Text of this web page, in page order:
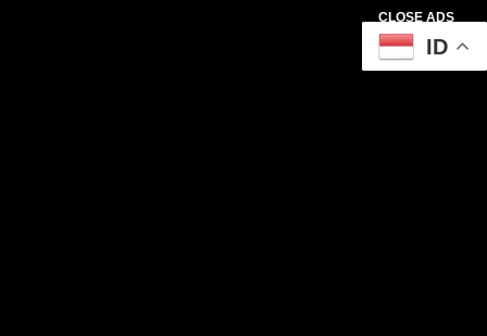
CLOSE ADS
ID